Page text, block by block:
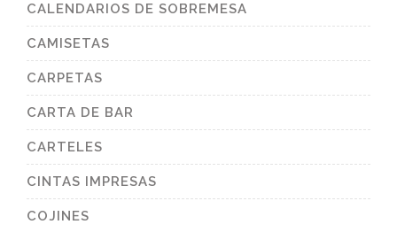
CALENDARIOS DE SOBREMESA
CAMISETAS
CARPETAS
CARTA DE BAR
CARTELES
CINTAS IMPRESAS
COJINES